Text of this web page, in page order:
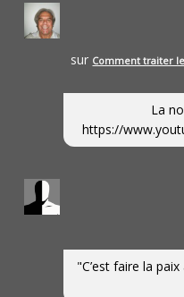
sur Comment traiter
La
https://
"C’est faire la